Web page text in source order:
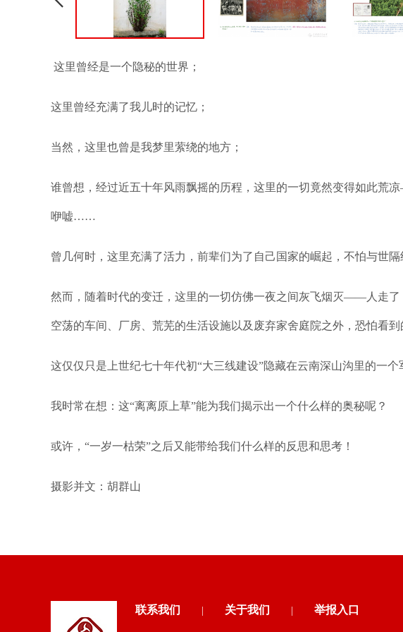
这里曾经是一个隐秘的世界；
这里曾经充满了我儿时的记忆；
当然，这里也曾是我梦里萦绕的地方；
谁曾想，经过近五十年风雨飘摇的历程，这里的一切竟然变得如此荒
咿嘘……
曾几何时，这里充满了活力，前辈们为了自己国家的崛起，不怕与世
然而，随着时代的变迁，这里的一切仿佛一夜之间灰飞烟灭——人走
空荡的车间、厂房、荒芜的生活设施以及废弃家舍庭院之外，恐怕看
这仅仅只是上世纪七十年代初“大三线建设”隐藏在云南深山沟里的一
我时常在想：这“离离原上草”能为我们揭示出一个什么样的奥秘呢？
或许，“一岁一枯荣”之后又能带给我们什么样的反思和思考！
摄影并文：胡群山
联系我们 关于我们 举报入口